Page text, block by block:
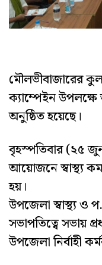
মৌলভীবাজারের
ক্যাম্পেইন
অনুষ্ঠিত হয়েছে।
বৃহস্পতিবার (২৫
আয়োজনে স্বাস্থ্য
হয়।
উপজেলা স্বাস্থ্য ও
সভাপতিত্বে সভায়
উপজেলা নির্বাহী